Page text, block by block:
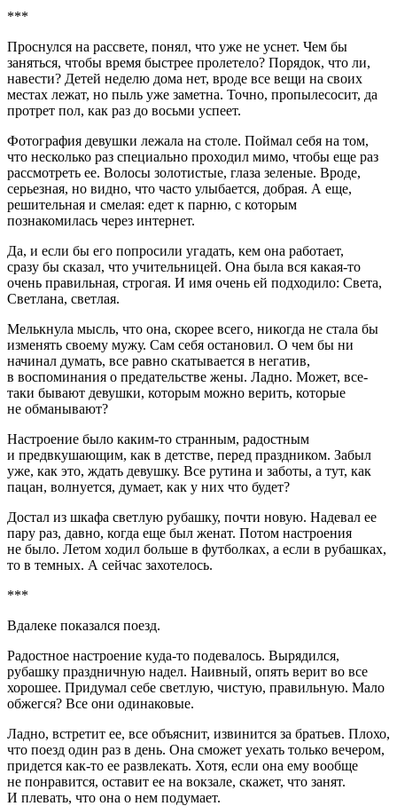
***
Проснулся на рассвете, понял, что уже не уснет. Чем бы
заняться, чтобы время быстрее пролетело? Порядок, что ли,
навести? Детей неделю дома нет, вроде все вещи на своих
местах лежат, но пыль уже заметна. Точно, пропылесосит, да
протрет пол, как раз до восьми успеет.
Фотография девушки лежала на столе. Поймал себя на том,
что несколько раз специально проходил мимо, чтобы еще раз
рассмотреть ее. Волосы золотистые, глаза зеленые. Вроде,
серьезная, но видно, что часто улыбается, добрая. А еще,
решительная и смелая: едет к парню, с которым
познакомилась через интернет.
Да, и если бы его попросили угадать, кем она работает,
сразу бы сказал, что учительницей. Она была вся какая-то
очень правильная, строгая. И имя очень ей подходило: Света,
Светлана, светлая.
Мелькнула мысль, что она, скорее всего, никогда не стала бы
изменять своему мужу. Сам себя остановил. О чем бы ни
начинал думать, все равно скатывается в негатив,
в воспоминания о предательстве жены. Ладно. Может, все-
таки бывают девушки, которым можно верить, которые
не обманывают?
Настроение было каким-то странным, радостным
и предвкушающим, как в детстве, перед праздником. Забыл
уже, как это, ждать девушку. Все рутина и заботы, а тут, как
пацан, волнуется, думает, как у них что будет?
Достал из шкафа светлую рубашку, почти новую. Надевал ее
пару раз, давно, когда еще был женат. Потом настроения
не было. Летом ходил больше в футболках, а если в рубашках,
то в темных. А сейчас захотелось.
***
Вдалеке показался поезд.
Радостное настроение куда-то подевалось. Вырядился,
рубашку праздничную надел. Наивный, опять верит во все
хорошее. Придумал себе светлую, чистую, правильную. Мало
обжегся? Все они одинаковые.
Ладно, встретит ее, все объяснит, извинится за братьев. Плохо,
что поезд один раз в день. Она сможет уехать только вечером,
придется как-то ее развлекать. Хотя, если она ему вообще
не понравится, оставит ее на вокзале, скажет, что занят.
И плевать, что она о нем подумает.